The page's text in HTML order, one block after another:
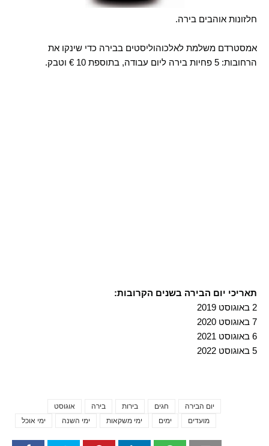
חלזונות אוהבים בירה.
אמסטרדם משלמת לאלכוהוליסטים בבירה כדי שינקו את
הרחובות: 5 פחיות בירה ליום עבודה, בתוספת 10 € וטבק.
תאריכי יום הבירה בשנים הקרובות:
2 באוגוסט 2019
7 באוגוסט 2020
6 באוגוסט 2021
5 באוגוסט 2022
אוגוסט בירה בירות חגים
יום הבירה
ימי אוכל
ימי השנה ימי משקאות ימים מועדים